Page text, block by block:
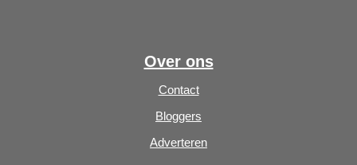
Over ons
Contact
Bloggers
Adverteren